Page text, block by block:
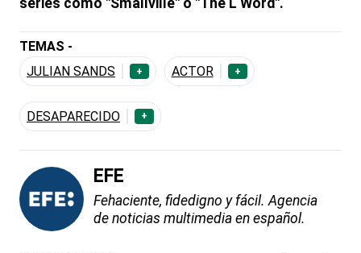
series como "Smallville" o "The L Word".
TEMAS -
JULIAN SANDS
+ ACTOR +
DESAPARECIDO +
EFE
Fehaciente, fidedigno y fácil. Agencia
de noticias multimedia en español.